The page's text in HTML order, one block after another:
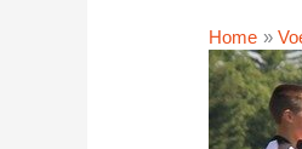
Home